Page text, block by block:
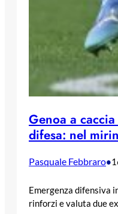
Genoa a
difesa: nel
Pasquale Febbraro•
Emergenza difensiva
rinforzi e valuta due